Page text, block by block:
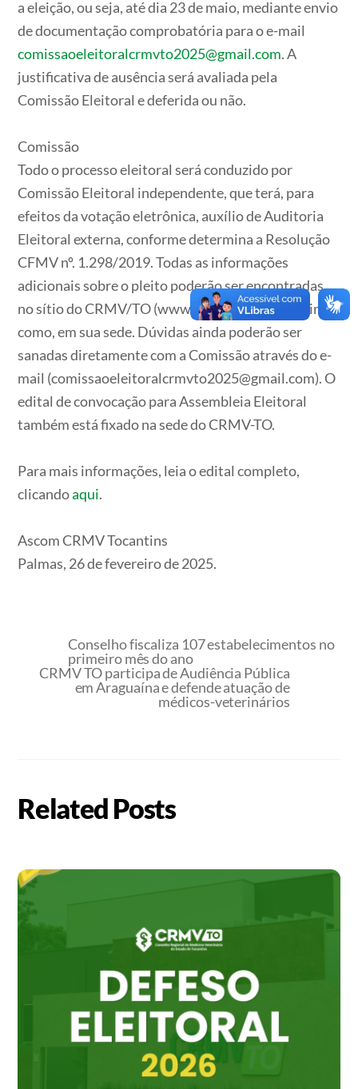
a eleição, ou seja, até dia 23 de maio, mediante envio
de documentação comprobatória para o e-mail
comissaoeleitoralcrmvto2025@gmail.com. A
justificativa de ausência será avaliada pela
Comissão Eleitoral e deferida ou não.
Comissão
Todo o processo eleitoral será conduzido por
Comissão Eleitoral independente, que terá, para
efeitos da votação eletrônica, auxílio de Auditoria
Eleitoral externa, conforme determina a Resolução
CFMV nº. 1.298/2019. Todas as informações
adicionais sobre o pleito poderão ser encontradas
no sítio do CRMV/TO (www.crmvto.gov.br), assim
como, em sua sede. Dúvidas ainda poderão ser
sanadas diretamente com a Comissão através do e-
mail (comissaoeleitoralcrmvto2025@gmail.com). O
edital de convocação para Assembleia Eleitoral
também está fixado na sede do CRMV-TO.
Para mais informações, leia o edital completo,
clicandoaqui.
Ascom CRMV Tocantins
Palmas, 26 de fevereiro de 2025.
Conselho fiscaliza 107 estabelecimentos no
primeiro mês do ano
CRMV TO participa de Audiência Pública
em Araguaína e defende atuação de
médicos-veterinários
Related Posts